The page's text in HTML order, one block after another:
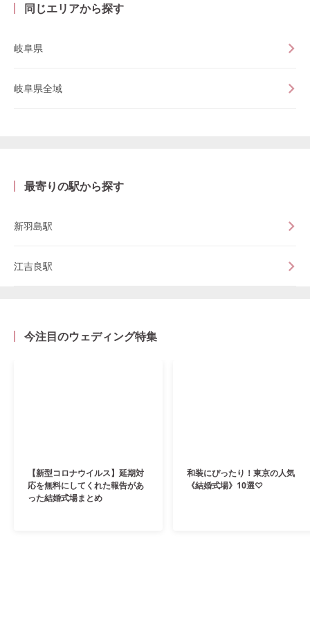
同じエリアから探す
岐阜県
岐阜県全域
最寄りの駅から探す
新羽島駅
江吉良駅
今注目のウェディング特集
【新型コロナウイルス】延期対
応を無料にしてくれた報告があ
った結婚式場まとめ
和装にぴったり！東京の人気
《結婚式場》10選♡